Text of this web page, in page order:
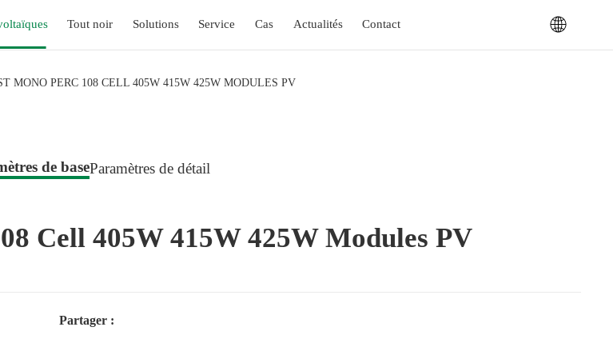
Tout noir Solutions Service Cas Actualités Contact
MONO PERC 108 CELL 405W 415W 425W MODULES PV
de baseParamètres de détail
Cell 405W 415W 425W Modules PV
Partager :